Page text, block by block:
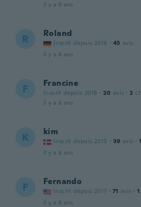
il y a 6 ans
R Roland
Inscrit depuis 2016 · 45 avis
il y a 6 ans
F Francine
Inscrit depuis 2018 · 20 avis · 2
il y a 6 ans
K kim
Inscrit depuis 2015 · 39 avis · 1
il y a 6 ans
F Fernando
Inscrit depuis 2017 · 71 avis · 1
il y a 6 ans